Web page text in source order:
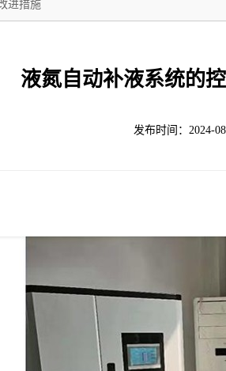
进措施
液氮自动补液系统的
发布时间：2024-